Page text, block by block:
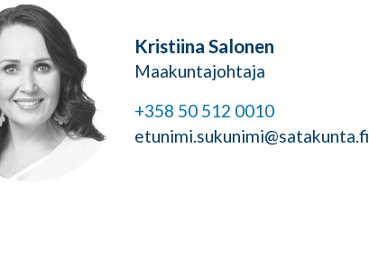
Kristiina Salonen
Maakuntajohtaja
+358 50 512 0010
etunimi.sukunimi@satakunta.fi